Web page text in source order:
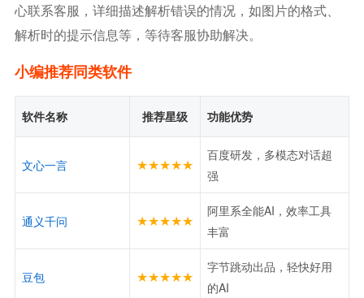
心联系客服，详细描述解析错误的情况，如图片的格式、
解析时的提示信息等，等待客服协助解决。
小编推荐同类软件
软件名称 推荐星级 功能优势
文心一言 ★★★★★
百度研发，多模态对话超
强
通义千问 ★★★★★
阿里系全能AI，效率工具
丰富
豆包 ★★★★★
字节跳动出品，轻快好用
的AI